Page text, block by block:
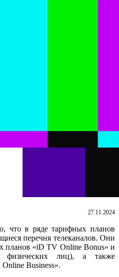
27.11.2024
что в ряде тарифных планов
перечня телеканалов. Они
планов «iD TV Online Bonus» и
лиц), а также
Business».